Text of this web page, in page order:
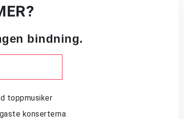
bindning.
toppmusiker
konserterna